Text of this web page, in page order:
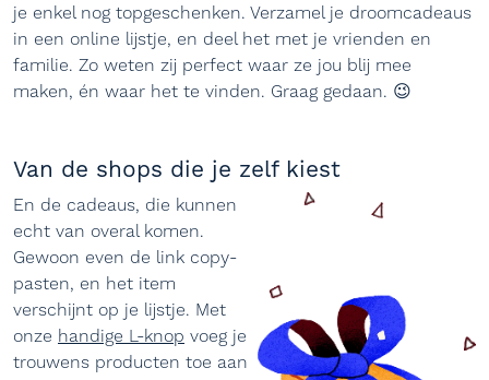
je enkel nog topgeschenken. Verzamel je droomcadeaus
in een online lijstje, en deel het met je vrienden en
familie. Zo weten zij perfect waar ze jou blij mee
maken, én waar het te vinden. Graag gedaan. 😉
Van de shops die je zelf kiest
En de cadeaus, die kunnen
echt van overal komen.
Gewoon even de link copy-
pasten, en het item
verschijnt op je lijstje. Met
onze handige L-knop voeg je
trouwens producten toe aan